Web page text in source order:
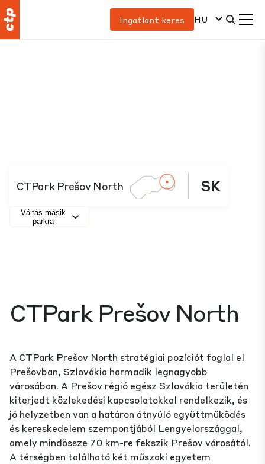
Ingatlant keres HU
CTPark Prešov North SK
Váltás másik
parkra
CTPark Prešov North
A CTPark Prešov North stratégiai pozíciót foglal el
Prešovban, Szlovákia harmadik legnagyobb
városában. A Prešov régió egész Szlovákia területén
kiterjedt közlekedési kapcsolatokkal rendelkezik, és
jó helyzetben van a határon átnyúló együttműködés
és kereskedelem szempontjából Lengyelországgal,
amely mindössze 70 km-re fekszik Prešov városától.
A térségben található két műszaki egyetem